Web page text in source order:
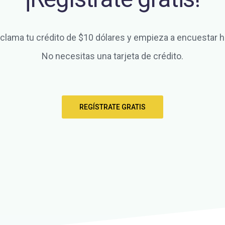
tu crédito de $10 dólares y empieza a encuestar
No necesitas una tarjeta de crédito.
REGÍSTRATE GRATIS